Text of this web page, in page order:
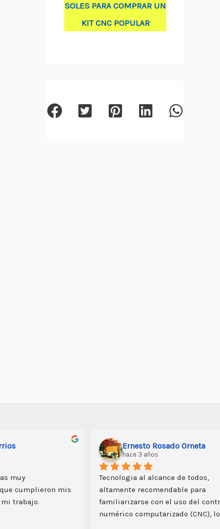
SOLES PARA COMPRAR UN
KIT CNC POPULAR
muy
cumplieron mis
trabajo.
Ernesto Rosado Orneta
hace 3 años
Tecnologia al alcance de todos,
altamente recomendable para
familiarizarse con el uso del
numérico computarizado (CNC),